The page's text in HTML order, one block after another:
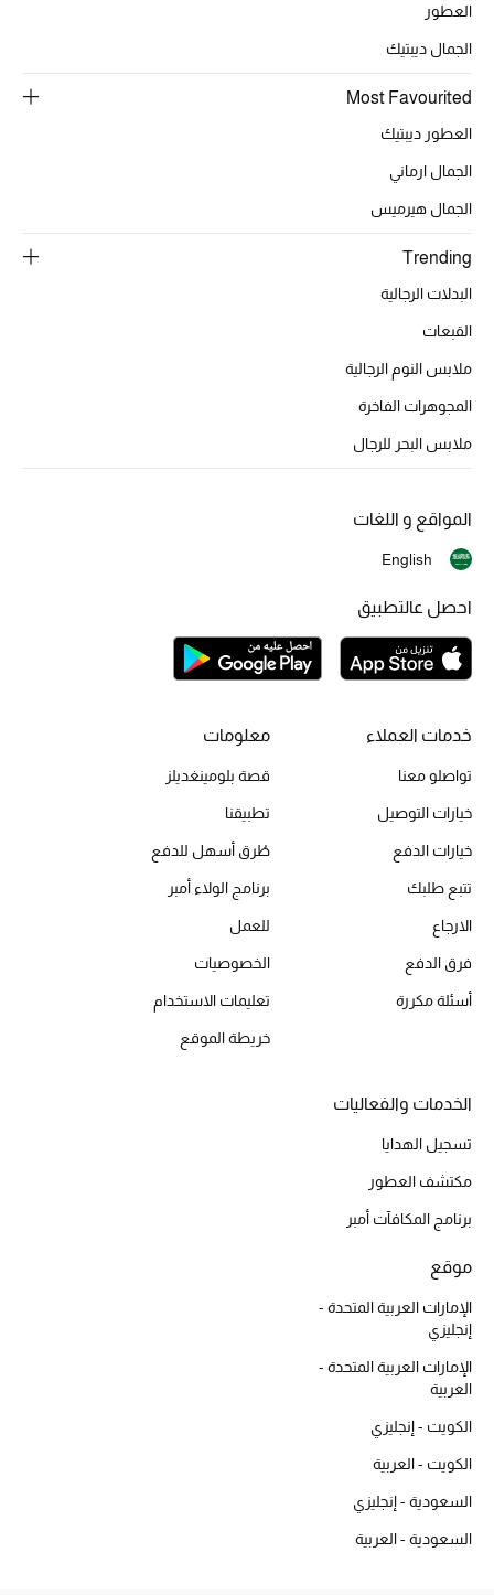
أبرز الحقائب
تشكيلة الأحذية
أحذية للأطفال
تشكيلة الأحذية
أحذية مختارة
تسوقوا الأحذية
الجديد في عالم الجمال
العطور
مكتشف العطور
العناية بالبشرة
مستحضرات العناية
مستحضرات الاستحمام والعناية بالجسم
العناية بالشعر
الصحة والعافية
هدايا
دليل مستلزمات الجمال
العطور
الجمال ديبتيك
Most Favourited
العطور ديبتيك
الجمال ارماني
الجمال هيرميس
Trending
البدلات الرجالية
القبعات
ملابس النوم الرجالية
المجوهرات الفاخرة
ملابس البحر للرجال
خدمات العملاء
تواصلو معنا
خيارات التوصيل
خيارات الدفع
تتبع طلبك
الارجاع
فرق الدفع
أسئلة مكررة
معلومات
قصة بلومينغديلز
تطبيقنا
طُرق أسهل للدفع
برنامج الولاء أمبر
للعمل
الخصوصيات
تعليمات الاستخدام
خريطة الموقع
الخدمات والفعاليات
تسجيل الهدايا
مكتشف العطور
برنامج المكافآت أمبر
موقع
الإمارات العربية المتحدة -
إنجليزي
الإمارات العربية المتحدة -
العربية
الكويت - إنجليزي
الكويت - العربية
السعودية - إنجليزي
السعودية - العربية
المواقع و اللغات
English
احصل عالتطبيق